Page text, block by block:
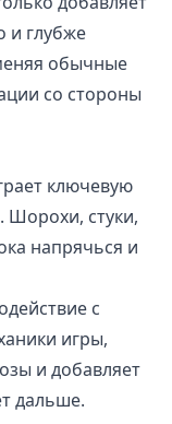
и глубже
обычные
со стороны
ключевую
Шорохи, стуки,
напрячься и
с
игры,
и добавляет
дальше.